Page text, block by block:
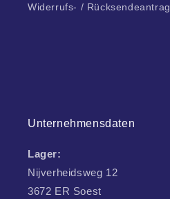
Widerrufs- / Rücksendeantrag
Unternehmensdaten
Lager:
Nijverheidsweg 12
3672 ER Soest